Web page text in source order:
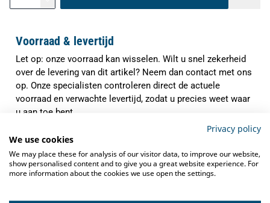
Voorraad & levertijd
Let op: onze voorraad kan wisselen. Wilt u snel zekerheid
over de levering van dit artikel? Neem dan contact met ons
op. Onze specialisten controleren direct de actuele
voorraad en verwachte levertijd, zodat u precies weet waar
u aan toe bent.
✓ Indien op voorraad binnen
1-3 werkdagen
✓ Gratis verzendingvanaf €250,-
Privacy policy
We use cookies
We may place these for analysis of our visitor data, to improve our website,
show personalised content and to give you a great website experience. For
more information about the cookies we use open the settings.